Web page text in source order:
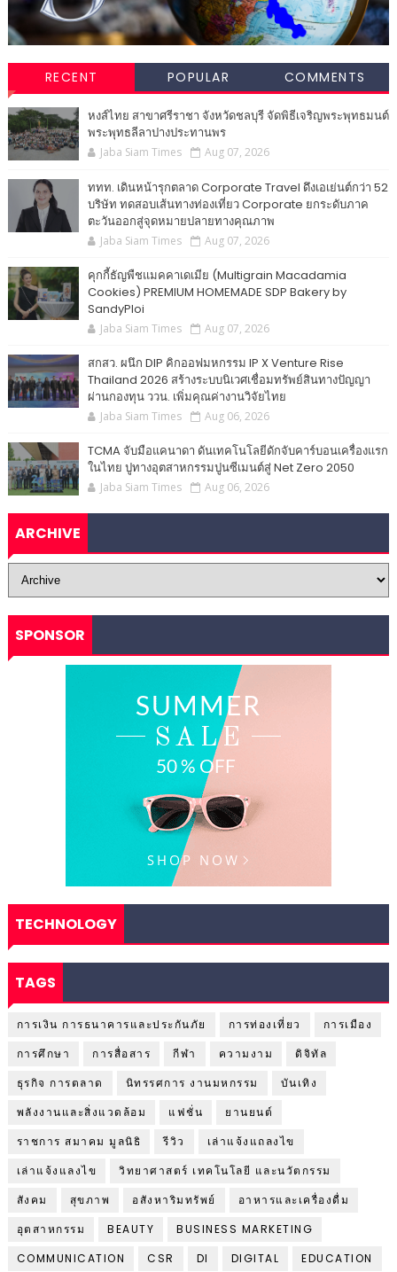
RECENT POPULAR COMMENTS
หงส์ไทย สาขาศรีราชา จังหวัดชลบุรี จัดพิธีเจริญพระพุทธมนต์
พระพุทธลีลาปางประทานพร
Jaba Siam Times Aug 07, 2026
ททท. เดินหน้ารุกตลาด Corporate Travel ดึงเอเย่นต์กว่า 52
บริษัท ทดสอบเส้นทางท่องเที่ยว Corporate ยกระดับภาค
ตะวันออกสู่จุดหมายปลายทางคุณภาพ
Jaba Siam Times Aug 07, 2026
คุกกี้ธัญพืชแมคคาเดเมีย (Multigrain Macadamia
Cookies) PREMIUM HOMEMADE SDP Bakery by
SandyPloi
Jaba Siam Times Aug 07, 2026
สกสว. ผนึก DIP คิกออฟมหกรรม IP X Venture Rise
Thailand 2026 สร้างระบบนิเวศเชื่อมทรัพย์สินทางปัญญา
ผ่านกองทุน ววน. เพิ่มคุณค่างานวิจัยไทย
Jaba Siam Times Aug 06, 2026
TCMA จับมือแคนาดา ดันเทคโนโลยีดักจับคาร์บอนเครื่องแรก
ในไทย ปูทางอุตสาหกรรมปูนซีเมนต์สู่ Net Zero 2050
Jaba Siam Times Aug 06, 2026
ARCHIVE
SPONSOR
TECHNOLOGY
TAGS
การเงิน การธนาคารและประกันภัย การท่องเที่ยว
การเมือง
การศึกษา
การสื่อสาร กีฬา ความงาม
ดิจิทัล
ธุรกิจ การตลาด
นิทรรศการ งานมหกรรม
บันเทิง
พลังงานและสิ่งแวดล้อม
แฟชั่น
ยานยนต์
ราชการ สมาคม มูลนิธิ
รีวิว
เล่าแจ้งแถลงไข
เล่าแจ้งแลงไข
วิทยาศาสตร์ เทคโนโลยี และนวัตกรรม
สังคม
สุขภาพ อสังหาริมทรัพย์
อาหารและเครื่องดื่ม
อุตสาหกรรม
BEAUTY
BUSINESS MARKETING
COMMUNICATION
CSR DI DIGITAL
EDUCATION